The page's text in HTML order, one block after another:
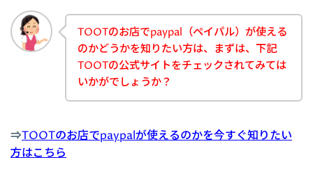
TOOTのお店でpaypal（ペイパル）が使える
のかどうかを知りたい方は、まずは、下記
TOOTの公式サイトをチェックされてみては
いかがでしょうか？
⇒TOOTのお店でpaypalが使えるのかを今すぐ知りたい
方はこちら